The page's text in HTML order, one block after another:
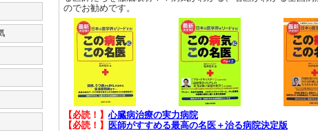
のでお勧めです。
【必読！】心臓病治療の実力病院
【必読！】
医師がすすめる最高の名医＋治る病院決定版